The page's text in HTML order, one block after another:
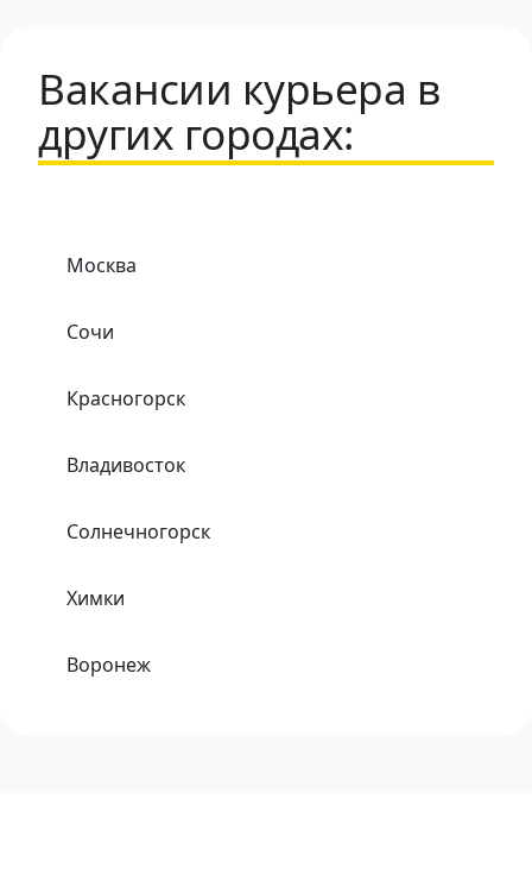
Вакансии курьера в
других городах:
Москва
Сочи
Красногорск
Владивосток
Солнечногорск
Химки
Воронеж